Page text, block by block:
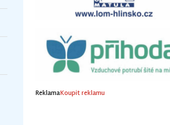
ReklamaKoupit reklamu